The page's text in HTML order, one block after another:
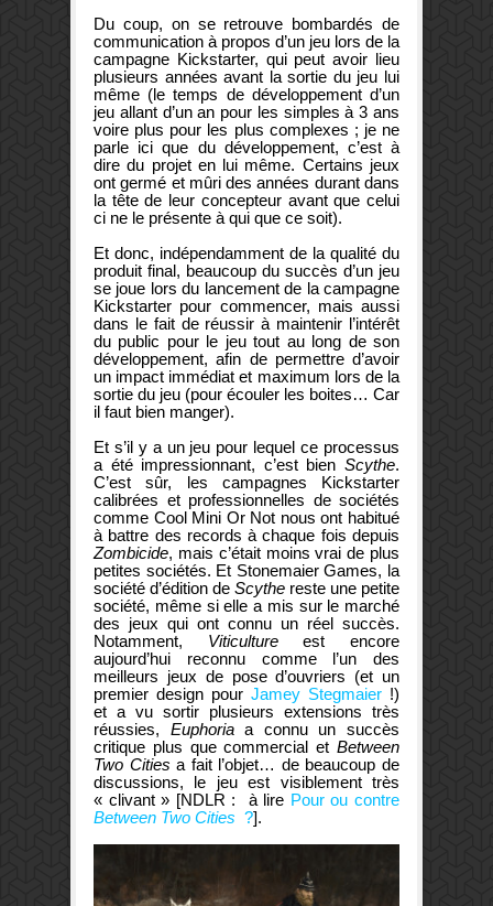
Du coup, on se retrouve bombardés de
communication à propos d’un jeu lors de la
campagne Kickstarter, qui peut avoir lieu
plusieurs années avant la sortie du jeu lui
même (le temps de développement d’un
jeu allant d’un an pour les simples à 3 ans
voire plus pour les plus complexes ; je ne
parle ici que du développement, c’est à
dire du projet en lui même. Certains jeux
ont germé et mûri des années durant dans
la tête de leur concepteur avant que celui
ci ne le présente à qui que ce soit).
Et donc, indépendamment de la qualité du
produit final, beaucoup du succès d’un jeu
se joue lors du lancement de la campagne
Kickstarter pour commencer, mais aussi
dans le fait de réussir à maintenir l’intérêt
du public pour le jeu tout au long de son
développement, afin de permettre d’avoir
un impact immédiat et maximum lors de la
sortie du jeu (pour écouler les boites… Car
il faut bien manger).
Et s’il y a un jeu pour lequel ce processus
a été impressionnant, c’est bien Scythe.
C’est sûr, les campagnes Kickstarter
calibrées et professionnelles de sociétés
comme Cool Mini Or Not nous ont habitué
à battre des records à chaque fois depuis
Zombicide, mais c’était moins vrai de plus
petites sociétés. Et Stonemaier Games, la
société d’édition de Scythe reste une petite
société, même si elle a mis sur le marché
des jeux qui ont connu un réel succès.
Notamment, Viticultureest encore
aujourd’hui reconnu comme l’un des
meilleurs jeux de pose d’ouvriers (et un
premier design pour Jamey Stegmaier !)
et a vu sortir plusieurs extensions très
réussies, Euphoriaa connu un succès
critique plus que commercial et Between
Two Cities a fait l’objet… de beaucoup de
discussions, le jeu est visiblement très
« clivant » [NDLR : à lire Pour ou contre
Between Two Cities ?].